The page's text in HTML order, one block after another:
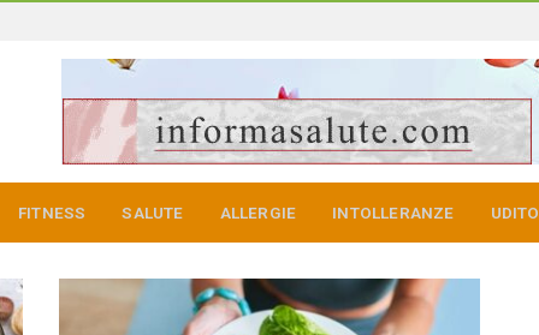
FITNESS SALUTE ALLERGIE INTOLLERANZE UDITO